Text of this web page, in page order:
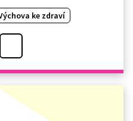
ke zdraví